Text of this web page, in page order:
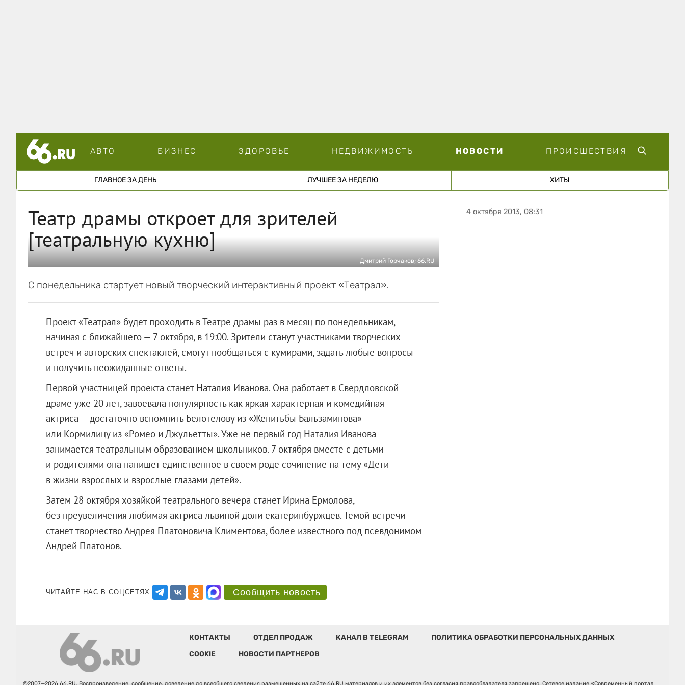
АВТО БИЗНЕС ЗДОРОВЬЕ НЕДВИЖИМОСТЬ НОВОСТИ ПРОИСШЕСТВИЯ
ГЛАВНОЕ ЗА ДЕНЬ ЛУЧШЕЕ ЗА НЕДЕЛЮ ХИТЫ
Театр драмы откроет для зрителей
[театральную кухню]
Дмитрий Горчаков; 66.RU
С понедельника стартует новый творческий интерактивный проект «Театрал».
Проект «Театрал» будет проходить в Театре драмы раз в месяц по понедельникам,
начиная с ближайшего — 7 октября, в 19:00. Зрители станут участниками творческих
встреч и авторских спектаклей, смогут пообщаться с кумирами, задать любые вопросы
и получить неожиданные ответы.
Первой участницей проекта станет Наталия Иванова. Она работает в Свердловской
драме уже 20 лет, завоевала популярность как яркая характерная и комедийная
актриса — достаточно вспомнить Белотелову из «Женитьбы Бальзаминова»
или Кормилицу из «Ромео и Джульетты». Уже не первый год Наталия Иванова
занимается театральным образованием школьников. 7 октября вместе с детьми
и родителями она напишет единственное в своем роде сочинение на тему «Дети
в жизни взрослых и взрослые глазами детей».
Затем 28 октября хозяйкой театрального вечера станет Ирина Ермолова,
без преувеличения любимая актриса львиной доли екатеринбуржцев. Темой встречи
станет творчество Андрея Платоновича Климентова, более известного под псевдонимом
Андрей Платонов.
ЧИТАЙТЕ НАС В СОЦСЕТЯХ: Сообщить новость
4 октября 2013, 08:31
КОНТАКТЫ ОТДЕЛ ПРОДАЖ КАНАЛ В TELEGRAM
ПОЛИТИКА ОБРАБОТКИ ПЕРСОНАЛЬНЫХ ДАННЫХ
COOKIE
НОВОСТИ ПАРТНЕРОВ